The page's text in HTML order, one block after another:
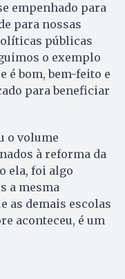
empenhado para
para nossas
públicas
o exemplo
é bom, bem-feito e
para beneficiar
o volume
à reforma da
ela, foi algo
a mesma
as demais escolas
aconteceu, é um